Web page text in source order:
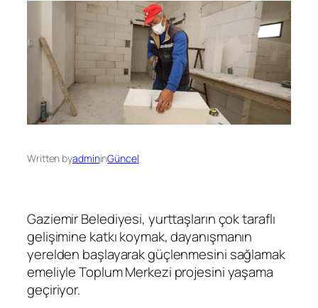
Written byadmininGüncel
Gaziemir Belediyesi, yurttaşların çok taraflı
gelişimine katkı koymak, dayanışmanın
yerelden başlayarak güçlenmesini sağlamak
emeliyle Toplum Merkezi projesini yaşama
geçiriyor.